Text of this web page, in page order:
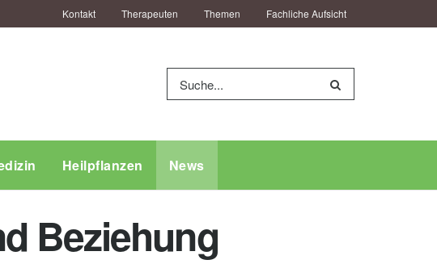
Kontakt Therapeuten Themen Fachliche Aufsicht
Heilpflanzen News
Beziehung